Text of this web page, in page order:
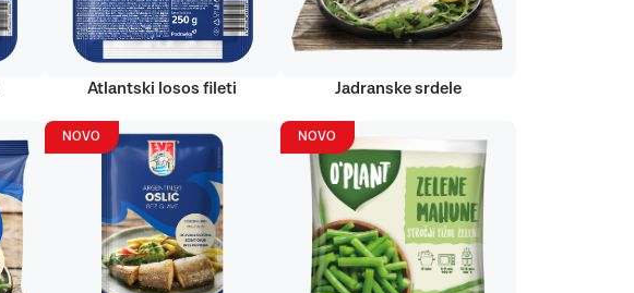
Atlantski losos fileti Jadranske srdele
NOVO NOVO